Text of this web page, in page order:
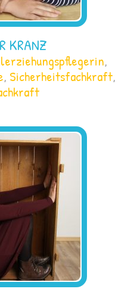
KRANZ
,
, Sicherheitsfachkraft,